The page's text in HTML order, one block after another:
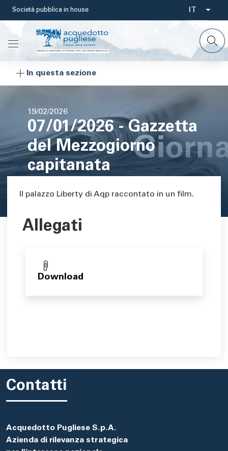
Salta
contenuto
principale
Società pubblica in house
Select
your
IT
In questa sezione
Data
di
pubblicazione
19/02/2026
07/01/2026 - Gazzetta
del Mezzogiorno
capitanata
Area di testo
Il palazzo Liberty di Aqp raccontato in un film.
Allegati
Download
Contatti
Acquedotto Pugliese S.p.A.
Azienda di rilevanza strategica